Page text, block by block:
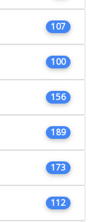
107
100
156
189
173
112